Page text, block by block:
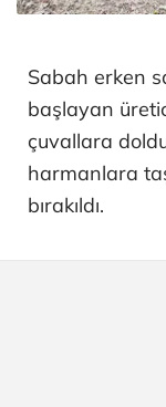
Sabah erken
başlayan
çuvallara
harmanlara
bırakıldı.